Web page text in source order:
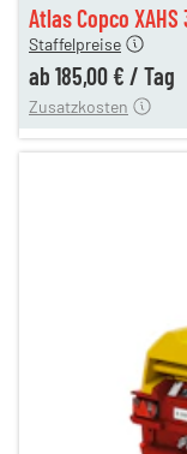
Atlas Copco XAHS
Staffelpreise
ab 185,00 € / Tag
15,00 €
Zusatzkosten